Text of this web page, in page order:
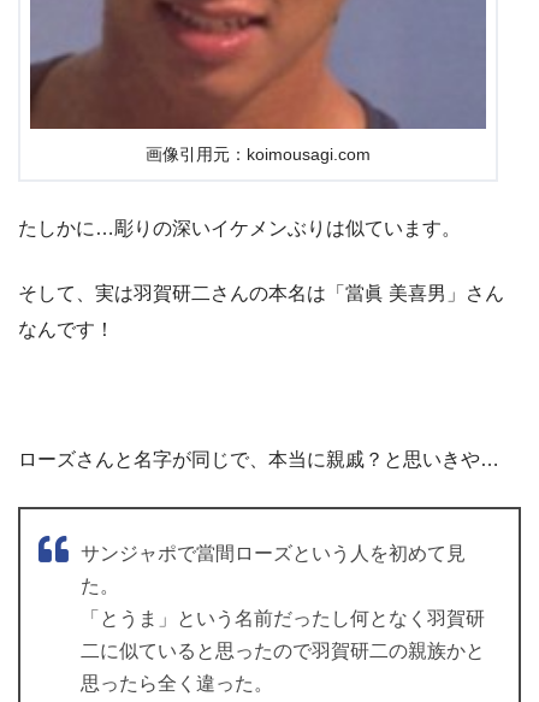
画像引用元：koimousagi.com
たしかに…彫りの深いイケメンぶりは似ています。
そして、実は羽賀研二さんの本名は「當眞 美喜男」さん
なんです！
ローズさんと名字が同じで、本当に親戚？と思いきや…
サンジャポで當間ローズという人を初めて見
た。
「とうま」という名前だったし何となく羽賀研
二に似ていると思ったので羽賀研二の親族かと
思ったら全く違った。